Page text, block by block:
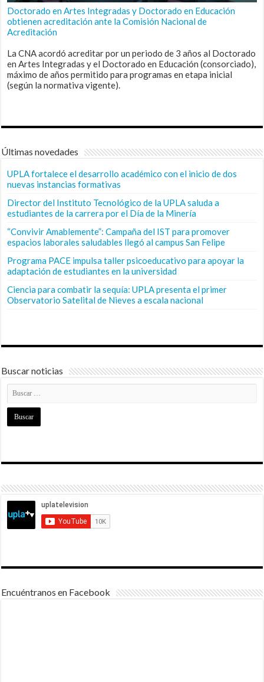
Doctorado en Artes Integradas y Doctorado en Educación
obtienen acreditación ante la Comisión Nacional de
Acreditación
La CNA acordó acreditar por un periodo de 3 años al Doctorado
en Artes Integradas y el Doctorado en Educación (consorciado),
máximo de años permitido para programas en etapa inicial
(según la normativa vigente).
Últimas novedades
UPLA fortalece el desarrollo académico con el inicio de dos
nuevas instancias formativas
Director del Instituto Tecnológico de la UPLA saluda a
estudiantes de la carrera por el Día de la Minería
“Convivir Amablemente”: Campaña del IST para promover
espacios laborales saludables llegó al campus San Felipe
Programa PACE impulsa taller psicoeducativo para apoyar la
adaptación de estudiantes en la universidad
Ciencia para combatir la sequía: UPLA presenta el primer
Observatorio Satelital de Nieves a escala nacional
Buscar noticias
Encuéntranos en Facebook